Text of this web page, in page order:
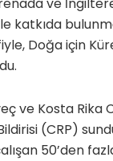
ve
katkıda
Doğa için
ve Kosta
(CRP)
50’den